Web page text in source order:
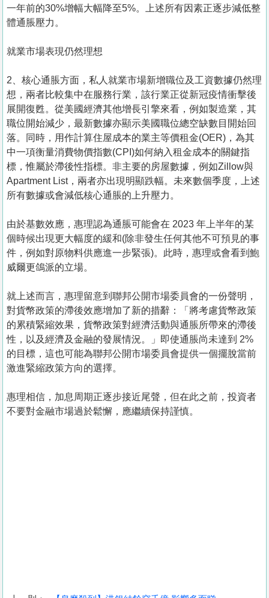
一年前的30%增幅大幅降至5%。上述所有因素正逐步減低整
體通脹壓力。
就業市場表現仍然理想
2、核心通脹方面，私人就業市場新增職位及工資數據仍然理
想，兩者比較集中在服務行業，該行業正從新冠疫情衝擊後
展開復甦。從美國經濟其他增長引擎來看，例如製造業，其
職位開始減少，最新數據亦顯示美國職位總空缺數目開始回
落。同時，用作計算住屋成本的業主等價租金(OER)，為其
中一項衡量消費物價指數(CPI)如何納入租金成本的關鍵指
標，惟屬於滯後性指標。非主要的房屋數據，例如Zillow與
Apartment List，兩者亦出現明顯跌幅。未來數個季度，上述
所有數據或會減低核心通脹的上升壓力。
由於基數效應，惠理認為通脹可能會在 2023 年上半年的某
個時候出現更大幅度的緩和(除非發生任何其他不可預見的事
件，例如對原物料供應進一步緊張)。此時，惠理或會看到鮑
威爾更鴿派的立場。
就上述而言，惠理留意到聯邦公開市場委員會的一份聲明，
對貨幣政策的滯後效應增加了新的措辭：「將考慮貨幣政策
的累積緊縮效果，貨幣政策對經濟活動與通脹所帶來的滯後
性，以及經濟及金融的發展情況。」即使通脹尚未達到 2%
的目標，這也可能為聯邦公開市場委員會提供一個擺脫當前
激進緊縮政策方向的選擇。
惠理相信，加息周期正逐步接近尾聲，但在此之前，投資者
不要對金融市場過於鬆懈，應繼續保持謹慎。